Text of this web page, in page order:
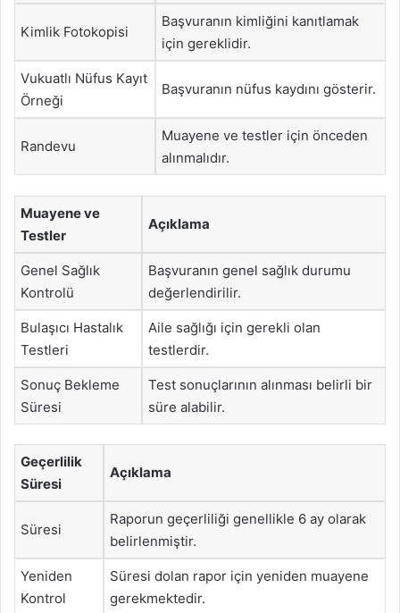
Kimlik Fotokopisi
Başvuranın kimliğini kanıtlamak
için gereklidir.
Vukuatlı Nüfus Kayıt
Örneği
Başvuranın nüfus kaydını gösterir.
Randevu
Muayene ve testler için önceden
alınmalıdır.
Muayene ve
Testler
Açıklama
Genel Sağlık
Kontrolü
Başvuranın genel sağlık durumu
değerlendirilir.
Bulaşıcı Hastalık
Testleri
Aile sağlığı için gerekli olan
testlerdir.
Sonuç Bekleme
Süresi
Test sonuçlarının alınması belirli bir
süre alabilir.
Geçerlilik
Süresi
Açıklama
Süresi
Raporun geçerliliği genellikle 6 ay olarak
belirlenmiştir.
Yeniden
Kontrol
Süresi dolan rapor için yeniden muayene
gerekmektedir.